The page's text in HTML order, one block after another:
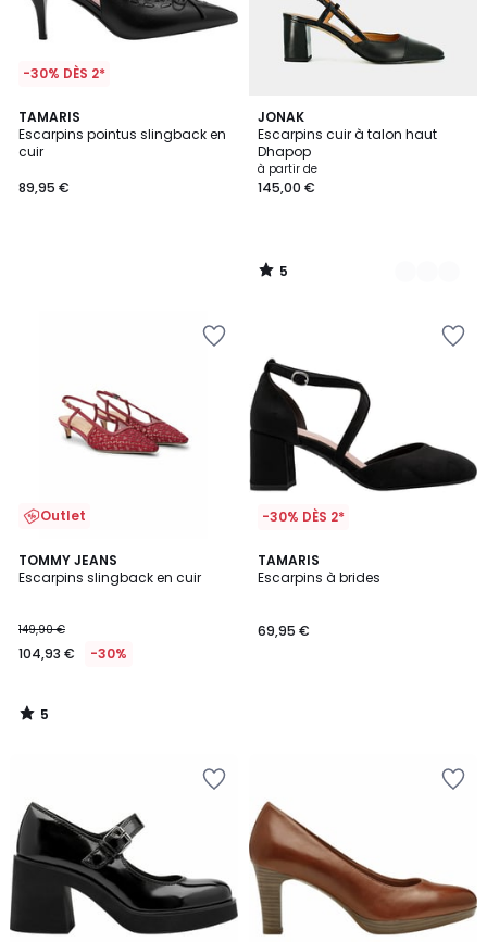
-30% DÈS 2*
TAMARIS
Escarpins pointus slingback en
cuir
89,95 €
JONAK
Escarpins cuir à talon haut
Dhapop
à partir de
145,00 €
5
/
5
2
Couleurs
5
/
Outlet
TOMMY JEANS
Escarpins slingback en cuir
149,90 €
104,93 € -30%
5
/
5
/
-30% DÈS 2*
TAMARIS
Escarpins à brides
69,95 €